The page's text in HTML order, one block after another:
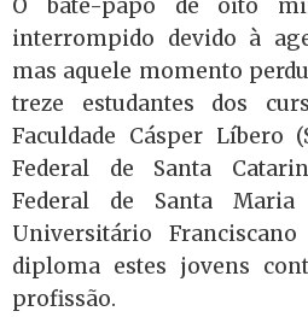
O bate-papo de oito
interrompido devido à
mas aquele momento
treze estudantes dos
Faculdade Cásper Líbero
Federal de Santa
Federal de Santa
Universitário
diploma estes jovens
profissão.